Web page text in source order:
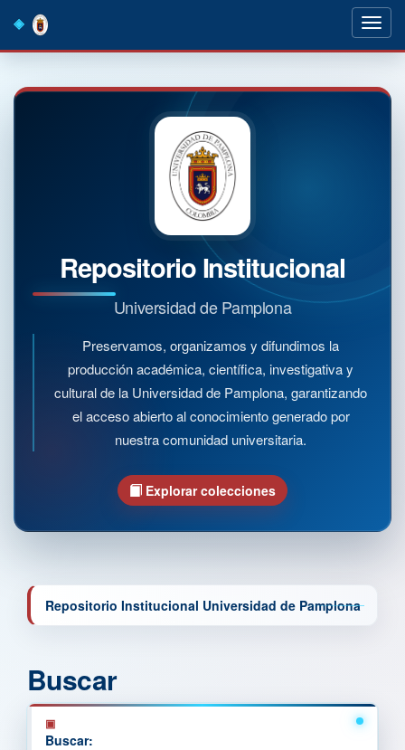
navigation
Repositorio Institucional
Universidad de Pamplona
Preservamos, organizamos y difundimos la
producción académica, científica, investigativa y
cultural de la Universidad de Pamplona, garantizando
el acceso abierto al conocimiento generado por
nuestra comunidad universitaria.
Explorar colecciones
Repositorio Institucional Universidad de Pamplona
Buscar
Buscar: